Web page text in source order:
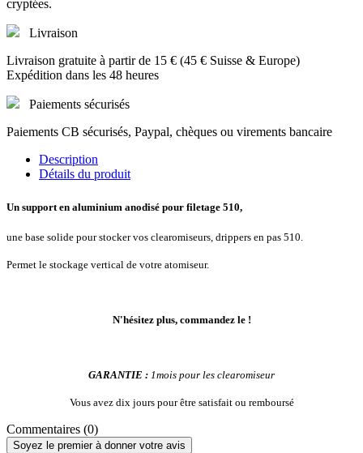
cryptées.
Livraison
Livraison gratuite à partir de 15 € (45 € Suisse & Europe)
Expédition dans les 48 heures
Paiements sécurisés
Paiements CB sécurisés, Paypal, chèques ou virements bancaire
Description
Détails du produit
Un support en aluminium anodisé pour filetage 510,
une base solide pour stocker vos clearomiseurs, drippers en pas 510.
Permet le stockage vertical de votre atomiseur.
N'hésitez plus, commandez le !
GARANTIE : 1mois pour les clearomiseur
Vous avez dix jours pour être satisfait ou remboursé
Commentaires (0)
Soyez le premier à donner votre avis